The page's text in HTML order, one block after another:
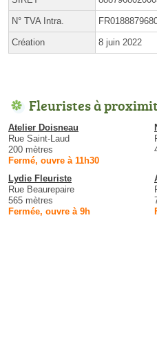
N° TVA Intra.
Création 8 juin 2022
Fleuristes à
Atelier Doisneau
Rue Saint-Laud
200 mètres
Fermé, ouvre à 11h30
Lydie Fleuriste
Rue Beaurepaire
565 mètres
Fermée, ouvre à 9h